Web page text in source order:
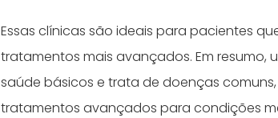
Essas clínicas são ideais para pacientes
tratamentos mais avançados.Em resumo,
saúde básicos e trata de doenças
tratamentos avançados para condições